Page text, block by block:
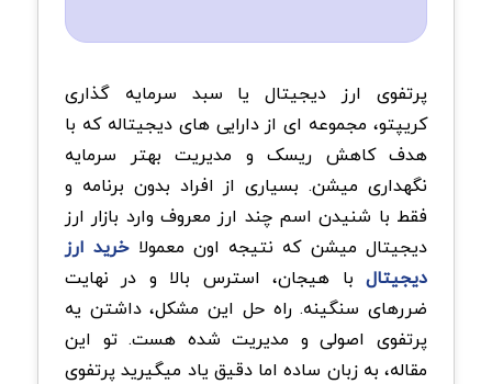
پرتفوی ارز دیجیتال یا سبد سرمایه گذاری
کریپتو، مجموعه ای از دارایی های دیجیتاله که با
هدف کاهش ریسک و مدیریت بهتر سرمایه
نگهداری میشن. بسیاری از افراد بدون برنامه و
فقط با شنیدن اسم چند ارز معروف وارد بازار ارز
دیجیتال میشن که نتیجه اون معمولاخرید ارز
دیجیتال با هیجان، استرس بالا و در نهایت
ضررهای سنگینه. راه حل این مشکل، داشتن یه
پرتفوی اصولی و مدیریت شده هست. تو این
مقاله، به زبان ساده اما دقیق یاد میگیرید پرتفوی